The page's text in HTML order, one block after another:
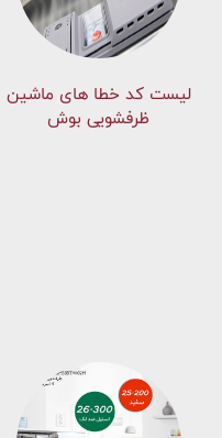
لیست کد خطا های ماشين
ظرفشویی بوش